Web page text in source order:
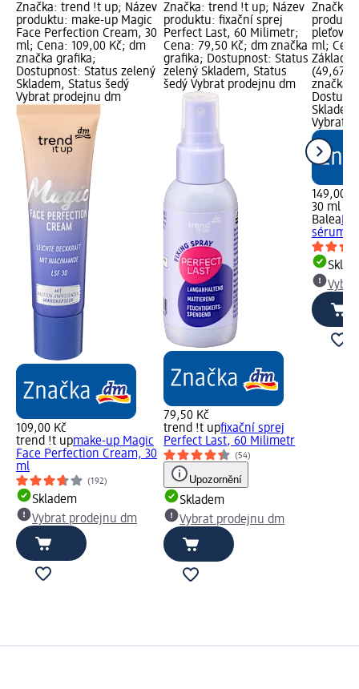
Značka: trend !t up; Název
produktu: make-up Magic
Face Perfection Cream, 30
ml; Cena: 109,00 Kč; dm
značka grafika;
Dostupnost: Status zelený
Skladem, Status šedý
Vybrat prodejnu dm
109,00 Kč
trend !t upmake-up Magic
Face Perfection Cream, 30
ml
(192)
Skladem
Vybrat prodejnu dm
Značka: trend !t up; Název
produktu: fixační sprej
Perfect Last, 60 Milimetr;
Cena: 79,50 Kč; dm značka
grafika; Dostupnost: Status
zelený Skladem, Status
šedý Vybrat prodejnu dm
79,50 Kč
trend !t upfixační sprej
Perfect Last, 60 Milimetr
(54)
Upozornění
Skladem
Vybrat prodejnu dm
Značka:
pleťové
ml;
(49,67
značka
Vybrat
149,00
30 ml
Balea
sérum